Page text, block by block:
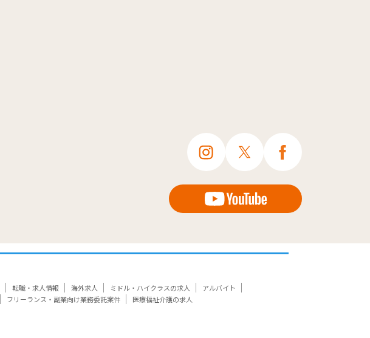
転職・求人情報 海外求人 ミドル・ハイクラスの求人
アルバイト
フリーランス・副業向け業務委託案件 医療福祉介護の求人